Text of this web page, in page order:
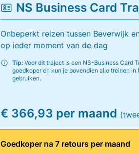
NS Business Card
Onbeperkt reizen tussen Beverwijk
op ieder moment van de dag
Tip:Voor dit traject is een NS-Business Card
goedkoper en kun je bovendien alle treinen in
gebruiken.
€ 366,93 per maand
Goedkoper na 7 retours per maand